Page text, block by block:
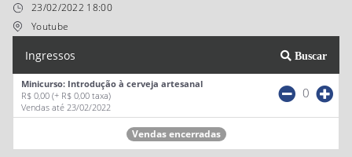
23/02/2022 18:00
Youtube
Ingressos Buscar
Minicurso: Introdução à cerveja artesanal
R$ 0,00 (+ R$ 0,00 taxa)
Vendas até 23/02/2022
0
Vendas encerradas